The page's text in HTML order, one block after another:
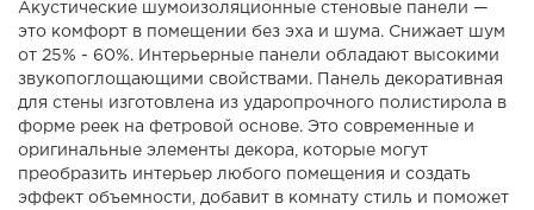
Акустические шумоизоляционные стеновые панели —
это комфорт в помещении без эха и шума. Снижает шум
от 25% - 60%. Интерьерные панели обладают высокими
звукопоглощающими свойствами. Панель декоративная
для стены изготовлена из ударопрочного полистирола в
форме реек на фетровой основе. Это современные и
оригинальные элементы декора, которые могут
преобразить интерьер любого помещения и создать
эффект объемности, добавит в комнату стиль и поможет